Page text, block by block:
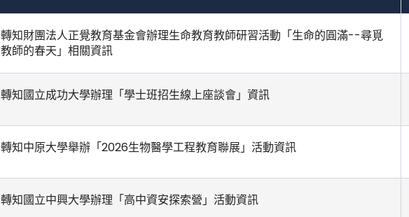
轉知財團法人正覺教育基金會辦理生命教育教師研習活動「生命的圓滿--尋覓
教師的春天」相關資訊
轉知國立成功大學辦理「學士班招生線上座談會」資訊
轉知中原大學舉辦「2026生物醫學工程教育聯展」活動資訊
轉知國立中興大學辦理「高中資安探索營」活動資訊